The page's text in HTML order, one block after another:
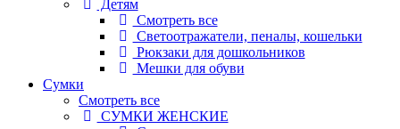
Детям
Смотреть все
Светоотражатели, пеналы, кошельки
Рюкзаки для дошкольников
Мешки для обуви
Сумки
Смотреть все
СУМКИ ЖЕНСКИЕ